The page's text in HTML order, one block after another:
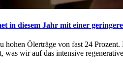
in diesem Jahr mit einer
Öl­er­träge von fast 24
wir auf das intensive